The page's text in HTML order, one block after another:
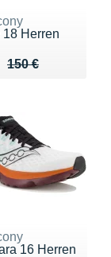
18 Herren
150 €
de 150 €
98 €
16 Herren